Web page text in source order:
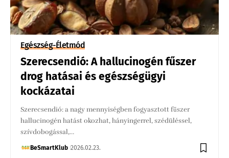
Egészség-Életmód
Szerecsendió: A hallucinogén fűszer
drog hatásai és egészségügyi
kockázatai
Szerecsendió: a nagy mennyiségben fogyasztott fűszer
hallucinogén hatást okozhat, hányingerrel, szédüléssel,
szívdobogással,…
BeSmartKlub 2026.02.23.